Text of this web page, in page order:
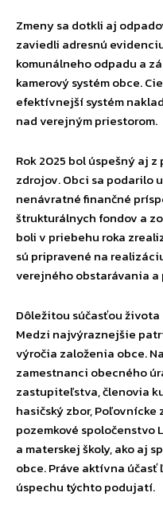
Zmeny sa dotkli aj
zaviedli adresnú
komunálneho odpadu a
kamerový systém obce.
efektívnejší systém
nad verejným priestorom.
Rok 2025 bol úspešný aj
zdrojov. Obci sa podarilo
nenávratné finančné
štrukturálnych fondov a
boli v priebehu roka
sú pripravené na
verejného obstarávania a
Dôležitou súčasťou
Medzi najvýraznejšie
výročia založenia obce.
zamestnanci obecného
zastupiteľstva, členovia
hasičský zbor, Poľovnícke
pozemkové
a materskej školy, ako aj
obce. Práve aktívna
úspechu týchto podujatí.